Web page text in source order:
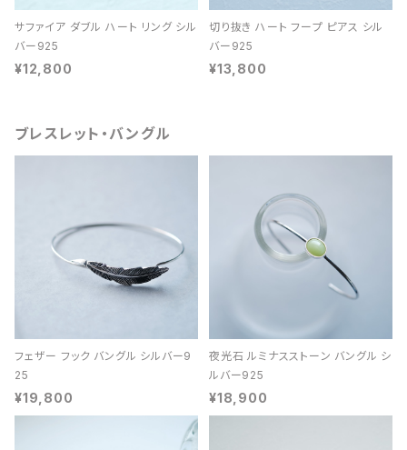
サファイア ダブル ハート リング シル
バー925
¥12,800
切り抜き ハート フープ ピアス シル
バー925
¥13,800
ブレスレット・バングル
フェザー フック バングル シルバー9
25
¥19,800
夜光石 ルミナスストーン バングル シ
ルバー925
¥18,900